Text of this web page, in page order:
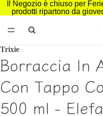
Il Negozio è chiuso per
prodotti ripartono da
Trixie
Borraccia In
Con Tappo
500 ml -